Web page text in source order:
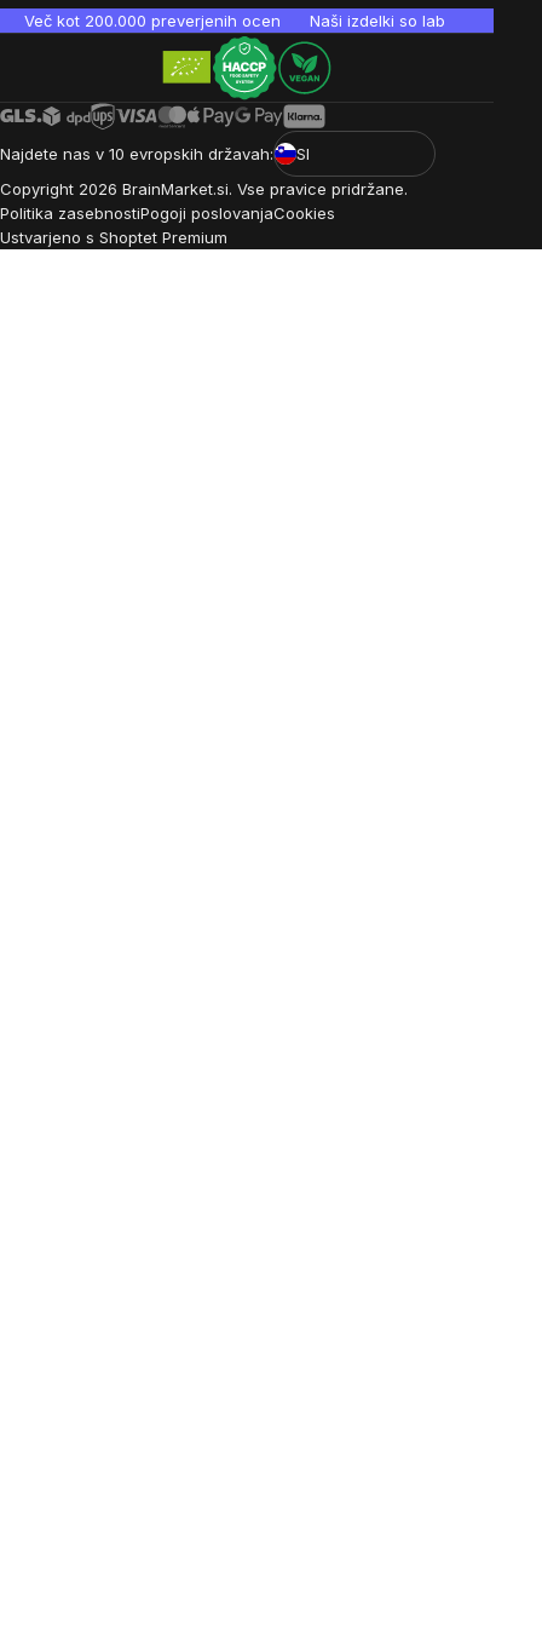
Več kot 200.000 preverjenih ocen Naši izdelki so laboratorijsko
Najdete nas v 10 evropskih državah:
SI
Copyright 2026 BrainMarket.si. Vse pravice pridržane.
Politika zasebnostiPogoji poslovanjaCookies
Ustvarjeno s Shoptet Premium